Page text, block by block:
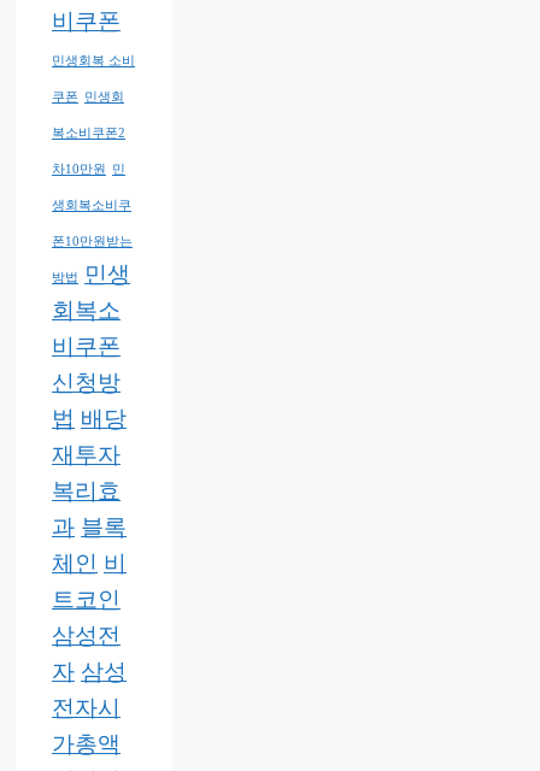
비쿠폰
민생회복 소비
쿠폰 민생회
복소비쿠폰2
차10만원 민
생회복소비쿠
폰10만원받는
방법
민생
회복소
비쿠폰
신청방
법 배당
재투자
복리효
과 블록
체인 비
트코인
삼성전
자 삼성
전자시
가총액